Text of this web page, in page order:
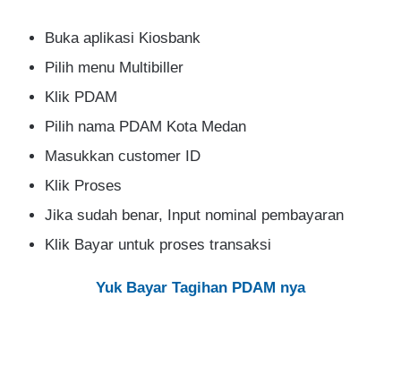
Buka aplikasi Kiosbank
Pilih menu Multibiller
Klik PDAM
Pilih nama PDAM Kota Medan
Masukkan customer ID
Klik Proses
Jika sudah benar, Input nominal pembayaran
Klik Bayar untuk proses transaksi
Yuk Bayar Tagihan PDAM nya